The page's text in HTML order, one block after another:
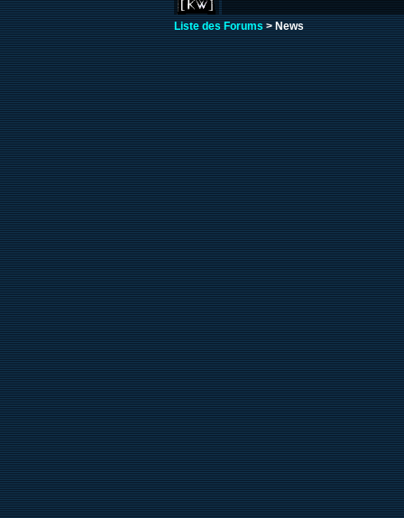
Liste des Forums > News